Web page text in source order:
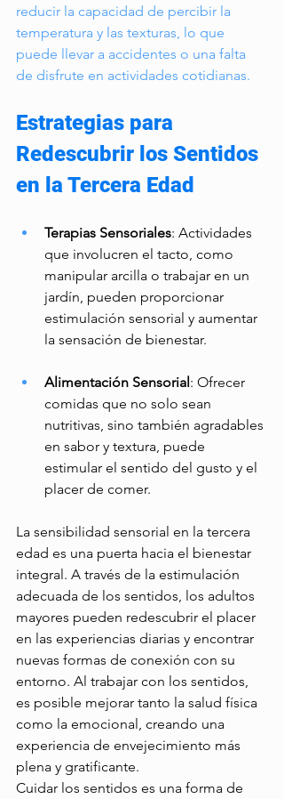
reducir la capacidad de percibir la
temperatura y las texturas, lo que
puede llevar a accidentes o una falta
de disfrute en actividades cotidianas.
Estrategias para
Redescubrir los Sentidos
en la Tercera Edad
Terapias Sensoriales: Actividades
que involucren el tacto, como
manipular arcilla o trabajar en un
jardín, pueden proporcionar
estimulación sensorial y aumentar
la sensación de bienestar.
Alimentación Sensorial: Ofrecer
comidas que no solo sean
nutritivas, sino también agradables
en sabor y textura, puede
estimular el sentido del gusto y el
placer de comer.
La sensibilidad sensorial en la tercera
edad es una puerta hacia el bienestar
integral. A través de la estimulación
adecuada de los sentidos, los adultos
mayores pueden redescubrir el placer
en las experiencias diarias y encontrar
nuevas formas de conexión con su
entorno. Al trabajar con los sentidos,
es posible mejorar tanto la salud física
como la emocional, creando una
experiencia de envejecimiento más
plena y gratificante.
Cuidar los sentidos es una forma de